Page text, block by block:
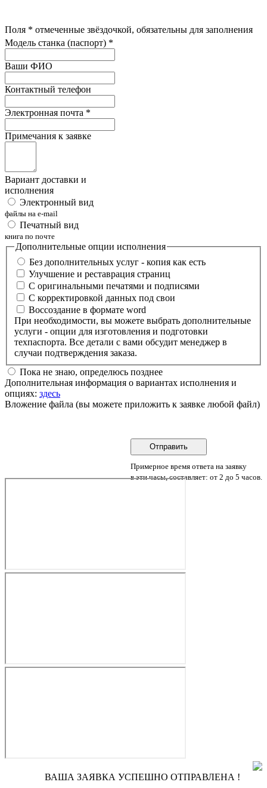
Поля * отмеченные звёздочкой, обязательны для заполнения
Модель станка (паспорт) *
Ваши ФИО
Контактный телефон
Электронная почта *
Примечания к заявке
Вариант доставки и
исполнения
Электронный вид
файлы на e-mail
Печатный вид
книга по почте
Дополнительные опции исполнения
Без дополнительных услуг - копия как есть
Улучшение и реставрация страниц
С оригинальными печатями и подписями
С корректировкой данных под свои
Воссоздание в формате word
При необходимости, вы можете выбрать дополнительные
услуги - опции для изготовления и подготовки
техпаспорта. Все детали с вами обсудит менеджер в
случаи подтверждения заказа.
Пока не знаю, определюсь позднее
Дополнительная информация о вариантах исполнения и
опциях: здесь
Вложение файла (вы можете приложить к заявке любой файл)
Примерное время ответа на заявку
в эти часы, составляет: от 2 до 5 часов.
ВАША ЗАЯВКА УСПЕШНО ОТПРАВЛЕНА !